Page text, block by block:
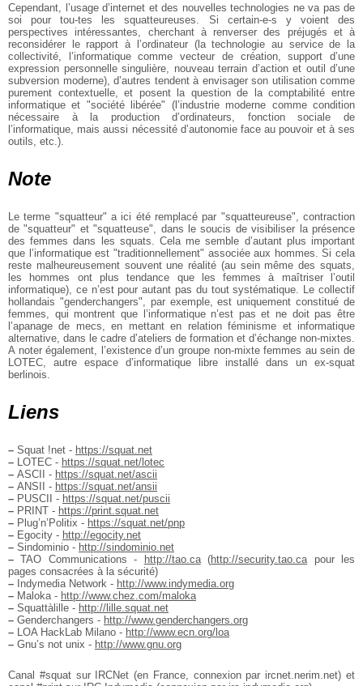
Cependant, l’usage d’internet et des nouvelles technologies ne va pas de
soi pour tou-tes les squatteureuses. Si certain-e-s y voient des
perspectives intéressantes, cherchant à renverser des préjugés et à
reconsidérer le rapport à l’ordinateur (la technologie au service de la
collectivité, l’informatiquecomme vecteur de création, support d’une
expression personnelle singulière,
nouveau terrain d’action et outil d’une
subversion moderne), d’autres tendent à envisager son utilisation comme
purement contextuelle, et posent la question de la comptabilité entre
informatique et "société libérée" (l’industrie moderne comme condition
nécessaire à la production d’ordinateurs, fonction sociale de
l’informatique, mais aussi nécessité d’autonomie face au pouvoir et à ses
outils, etc.).
Note
Le terme "squatteur" a ici été remplacé par "squatteureuse", contraction
de "squatteur" et "squatteuse", dans le soucis de visibiliser la présence
des femmes dans les squats. Cela me semble d’autant plus important
que l’informatique est "traditionnellement" associée aux hommes. Si cela
reste malheureusement souvent une réalité (au sein même des squats,
les hommes ontplus tendance que les femmes à maîtriser l’outil
informatique), ce n’est pour autant pas du tout systématique. Le collectif
hollandais "genderchangers", parexemple, est uniquement constitué de
femmes, qui montrent que l’informatiquen’est pas et ne doit pas être
l’apanage de mecs, en mettant en relationféminisme et informatique
alternative, dans le cadre d’ateliers de formation et d’échange non-mixtes.
A noter également, l’existence d’un groupe non-mixtefemmes au sein de
LOTEC, autre espace d’informatique libre installé dans un ex-squat
berlinois.
Liens
– Squat !net - https://squat.net
– LOTEC - https://squat.net/lotec
– ASCII - https://squat.net/ascii
– ANSII - https://squat.net/ansii
– PUSCII - https://squat.net/puscii
– PRINT - https://print.squat.net
– Plug’n’Politix - https://squat.net/pnp
– Egocity - http://egocity.net
– Sindominio - http://sindominio.net
– TAO Communications - http://tao.ca (http://security.tao.ca pour les
pages consacrées à la sécurité)
– Indymedia Network - http://www.indymedia.org
– Maloka - http://www.chez.com/maloka
– Squattàlille - http://lille.squat.net
– Genderchangers - http://www.genderchangers.org
– LOA HackLab Milano - http://www.ecn.org/loa
– Gnu’s not unix - http://www.gnu.org
Canal #squat sur IRCNet(en France, connexion par ircnet.nerim.net) et